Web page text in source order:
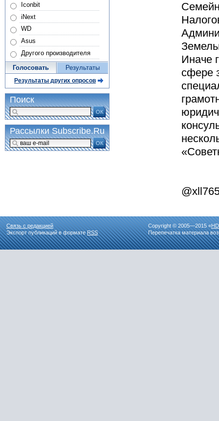
Иначе
сфере
Iconbit
iNext
WD
Asus
Другого производителя
Голосовать Результаты
Результаты других опросов
Поиск
ОК
Рассылки Subscribe.Ru
ОК
Связь с редакцией
Экспорт публикаций в форматеRSS
Copyright © 2005—2015 «
Перепечатка материала